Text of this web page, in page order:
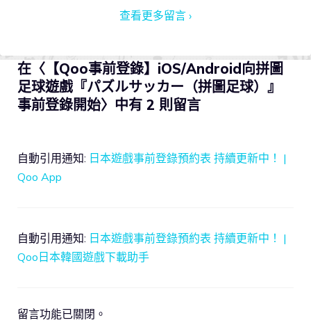
查看更多留言 ›
在〈【Qoo事前登錄】iOS/Android向拼圖
足球遊戲『パズルサッカー（拼圖足球）』
事前登錄開始〉中有 2 則留言
自動引用通知: 日本遊戲事前登錄預約表 持續更新中！ |
Qoo App
自動引用通知: 日本遊戲事前登錄預約表 持續更新中！ |
Qoo日本韓國遊戲下載助手
留言功能已關閉。